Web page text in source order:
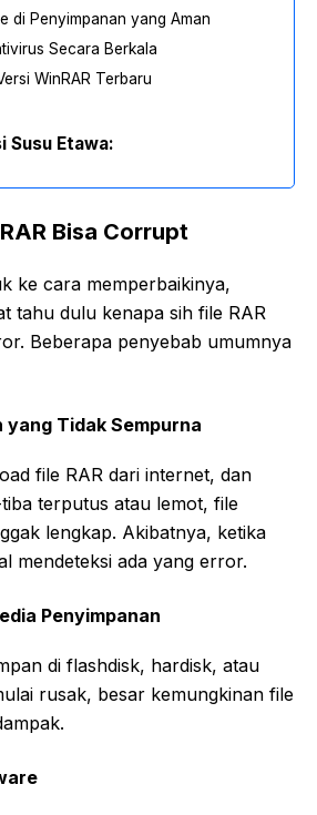
di Penyimpanan yang Aman
Secara Berkala
WinRAR Terbaru
Susu Etawa:
Bisa Corrupt
ke cara memperbaikinya,
tahu dulu kenapa sih file RAR
Beberapa penyebab umumnya
yang Tidak Sempurna
file RAR dari internet, dan
terputus atau lemot, file
lengkap. Akibatnya, ketika
mendeteksi ada yang error.
Penyimpanan
di flashdisk, hardisk, atau
rusak, besar kemungkinan file